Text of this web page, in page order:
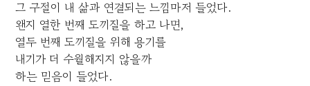
그 구절이 내 삶과 연결되는 느낌마저 들었다.
왠지 열한 번째 도끼질을 하고 나면,
열두 번째 도끼질을 위해 용기를
내기가 더 수월해지지 않을까
하는 믿음이 들었다.